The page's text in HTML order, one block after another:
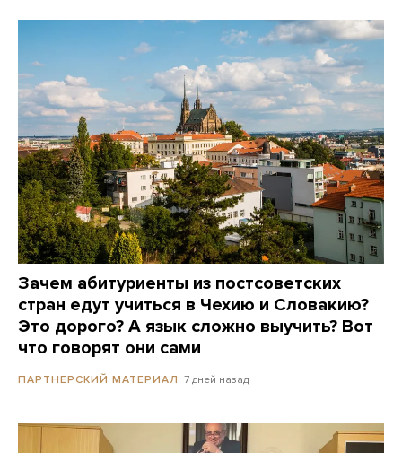
Зачем абитуриенты из постсоветских
стран едут учиться в Чехию и Словакию?
Это дорого? А язык сложно выучить? Вот
что говорят они сами
ПАРТНЕРСКИЙ МАТЕРИАЛ 7 дней назад